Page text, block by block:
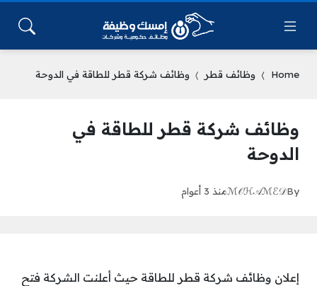
Home وظائف قطر وظائف شركة قطر للطاقة في الدوحة
وظائف شركة قطر للطاقة في
الدوحة
By
ℳ𝒪ℋ𝒜ℳℰ𝒟منذ 3 أعوام
إعلان وظائف شركة قطر للطاقة حيث أعلنت الشركة فتح